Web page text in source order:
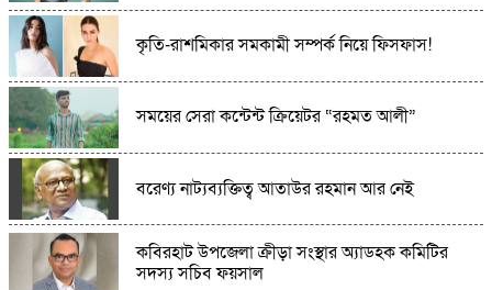
অনুষ্ঠান
করলে করেন’
কৃতি-রাশমিকার সমকামী সম্পর্ক নিয়ে ফিসফাস!
সময়ের সেরা কন্টেন্ট ক্রিয়েটর “রহমত আলী”
বরেণ্য নাট্যব্যক্তিত্ব আতাউর রহমান আর নেই
কবিরহাট উপজেলা ক্রীড়া সংস্থার অ্যাডহক কমিটির
সদস্য সচিব ফয়সাল